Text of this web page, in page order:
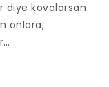
diye kovalarsan
onlara,